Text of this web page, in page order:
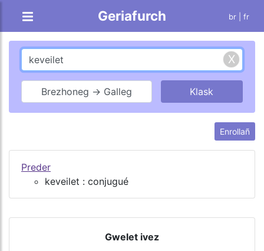
Geriafurch br | fr
Brezhoneg → Galleg
Enrollañ
Preder
keveilet : conjugué
Gwelet ivez